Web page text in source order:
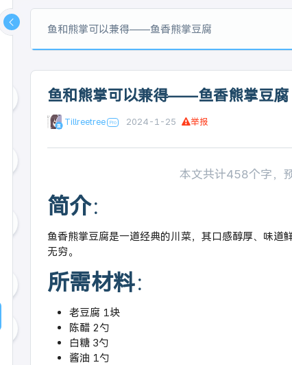
鱼和熊掌可以兼得——鱼香熊掌豆腐
鱼和熊掌可以兼得——鱼香熊掌豆腐
Tillreetree 2024-1-25 举报
本文共计458个字，
简介：
鱼香熊掌豆腐是一道经典的川菜，其口感醇厚、味道
无穷。
所需材料：
老豆腐 1块
陈醋 2勺
白糖 3勺
酱油 1勺